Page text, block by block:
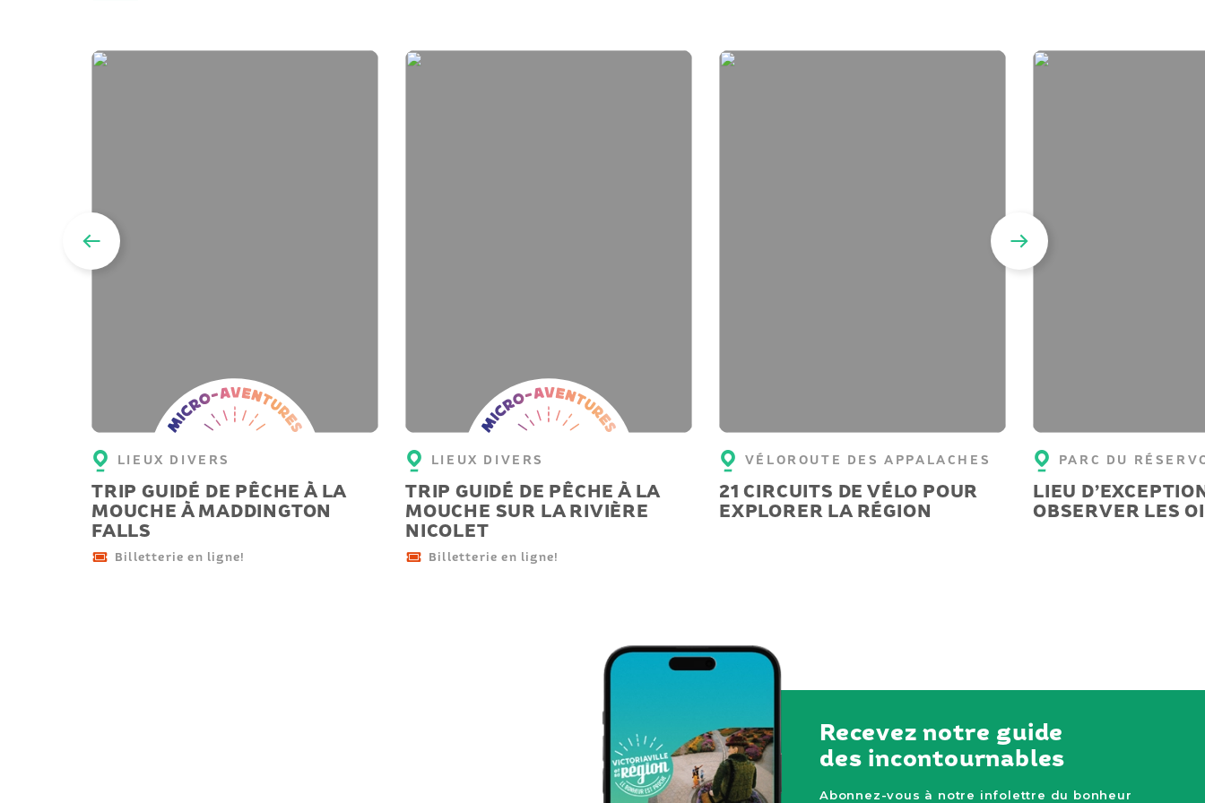
Micro-
aventure
LIEUX DIVERS
TRIP GUIDÉ DE PÊCHE À LA
MOUCHE À MADDINGTON
FALLS
Billetterie en ligne!
Micro-
aventure
LIEUX DIVERS
TRIP GUIDÉ DE PÊCHE À LA
MOUCHE SUR LA RIVIÈRE
NICOLET
Billetterie en ligne!
VÉLOROUTE DES APPALACHES
21 CIRCUITS DE VÉLO POUR
EXPLORER LA RÉGION
PARC DU
LIEU
OBSERVER LES
Recevez notre guide
des incontournables
Abonnez-vous à notre infolettre du bonheur